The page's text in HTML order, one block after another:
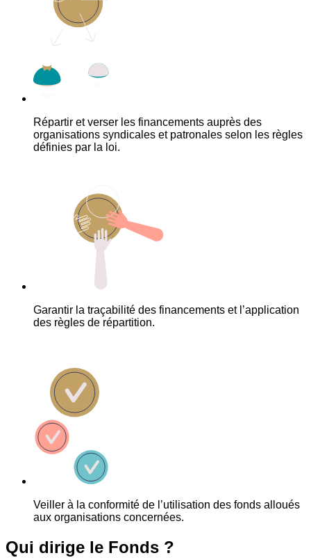
Répartir et verser les financements auprès des
organisations syndicales et patronales selon les règles
définies par la loi.
Garantir la traçabilité des financements et l’application
des règles de répartition.
Veiller à la conformité de l’utilisation des fonds alloués
aux organisations concernées.
Qui dirige le Fonds ?